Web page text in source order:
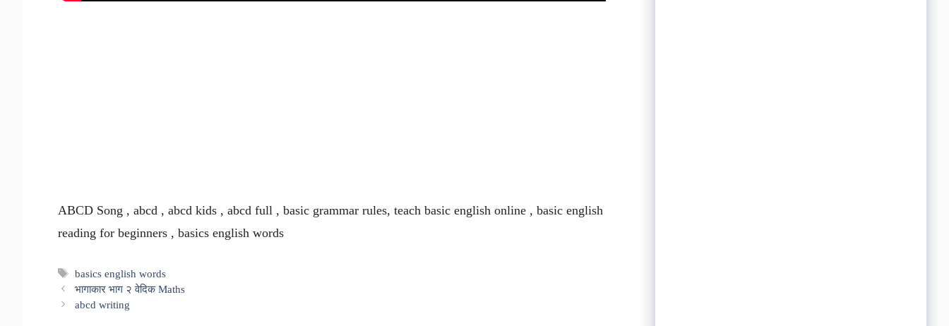
ABCD Song , abcd , abcd kids , abcd full , basic grammar rules, teach basic english online , basic english
reading for beginners , basics english words
Tags
basics english words
भागाकार भाग २ वेदिक Maths
abcd writing